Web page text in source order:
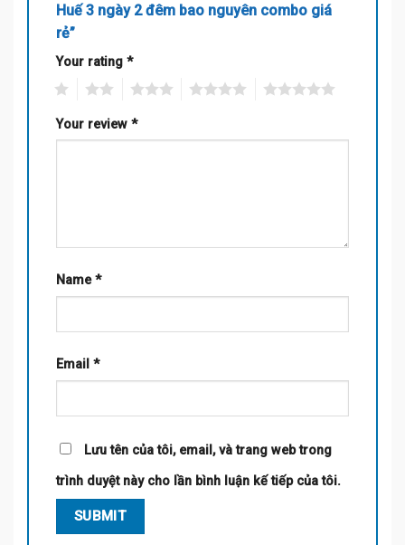
Huế 3 ngày 2 đêm bao nguyên combo giá
rẻ”
Your rating *
Your review *
Name*
Email *
Lưu tên của tôi, email, và trang web trong
trình duyệt này cho lần bình luận kế tiếp của tôi.